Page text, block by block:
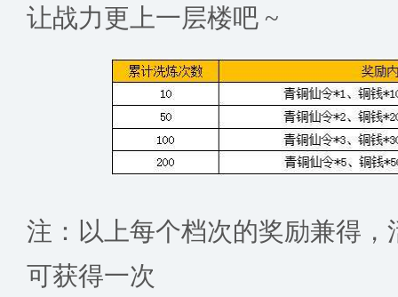
让战力更上一层楼吧 ~
注：以上每个档次的奖励兼得，
可获得一次